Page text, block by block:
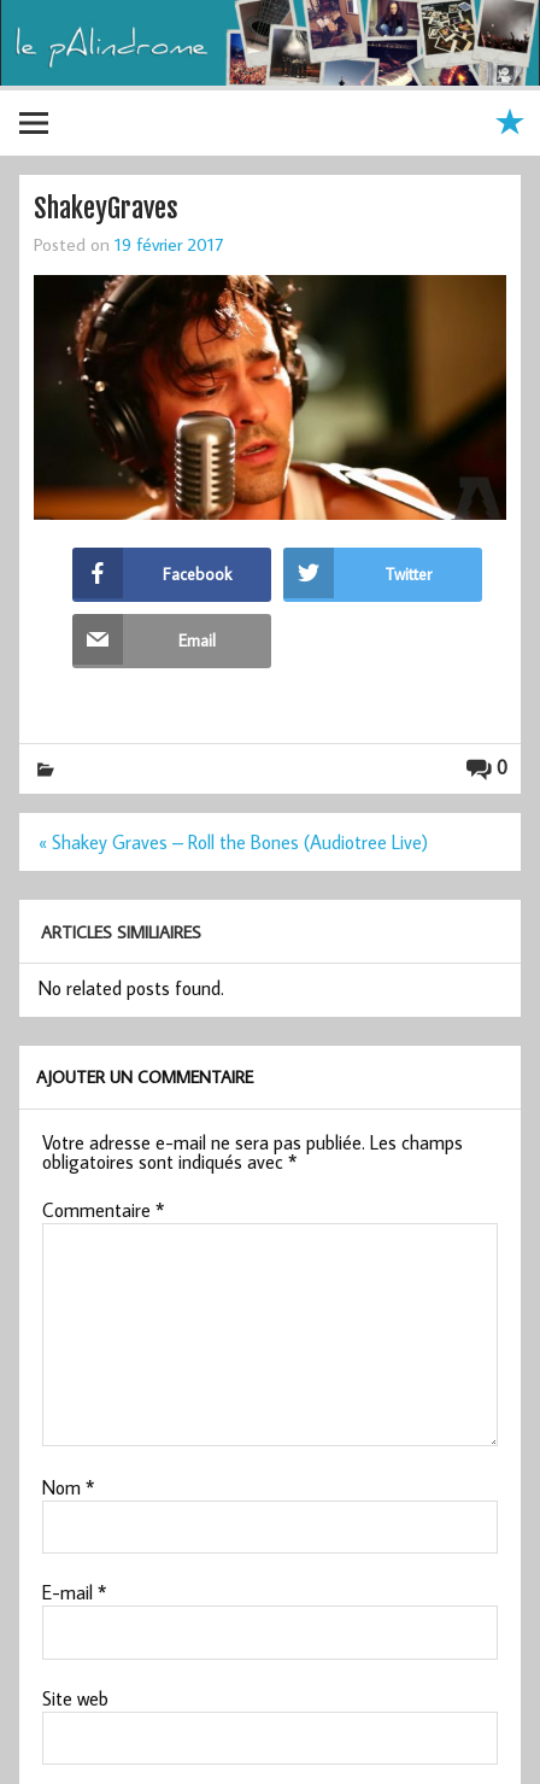
ShakeyGraves
Posted on 19 février 2017
Facebook Twitter
Email
0
Navigation
« Shakey Graves – Roll the Bones (Audiotree Live)
ARTICLES SIMILIAIRES
No related posts found.
AJOUTER UN COMMENTAIRE
Votre adresse e-mail ne sera pas publiée. Les champs
obligatoires sont indiqués avec*
Commentaire*
Nom*
E-mail*
Site web